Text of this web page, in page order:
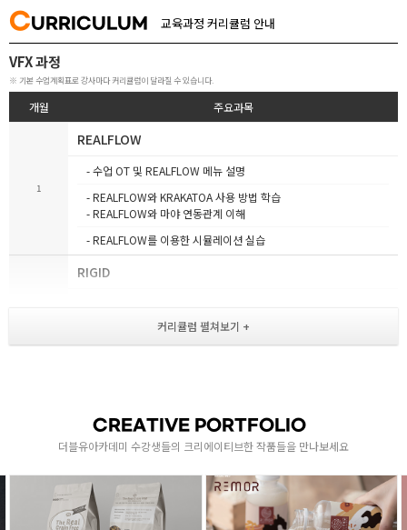
CURRICULUM 교육과정 커리큘럼 안내
VFX 과정
※ 기본 수업계획표로 강사마다 커리큘럼이 달라질 수 있습니다.
개월 주요과목
1
REALFLOW
- 수업 OT 및 REALFLOW 메뉴 설명
- REALFLOW와 KRAKATOA 사용 방법 학습
- REALFLOW와 마야 연동관계 이해
- REALFLOW를 이용한 시뮬레이션 실습
RIGID
- Rigid Body Dynamics와 Filds의 연결 관계
- Cloth & Hair 시뮬레이션 제작
- Fumefx를 활용한 불, 연기 제작
CREATIVE PORTFOLIO
더블유아카데미 수강생들의 크리에이티브한 작품들을 만나보세요